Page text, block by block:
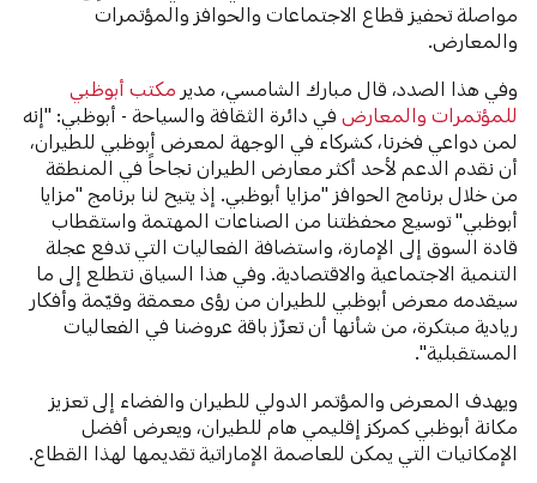
مواصلة تحفيز قطاع الاجتماعات والحوافز والمؤتمرات
والمعارض.
وفي هذا الصدد، قال مبارك الشامسي، مدير مكتب أبوظبي
للمؤتمرات والمعارض في دائرة الثقافة والسياحة - أبوظبي: "إنه
لمن دواعي فخرنا، كشركاء في الوجهة لمعرض أبوظبي للطيران،
أن نقدم الدعم لأحد أكثر معارض الطيران نجاحاً في المنطقة
من خلال برنامج الحوافز "مزايا أبوظبي. إذ يتيح لنا برنامج "مزايا
أبوظبي" توسيع محفظتنا من الصناعات المهتمة واستقطاب
قادة السوق إلى الإمارة، واستضافة الفعاليات التي تدفع عجلة
التنمية الاجتماعية والاقتصادية. وفي هذا السياق نتطلع إلى ما
سيقدمه معرض أبوظبي للطيران من رؤى معمقة وقيّمة وأفكار
ريادية مبتكرة، من شأنها أن تعزّز باقة عروضنا في الفعاليات
المستقبلية".
ويهدف المعرض والمؤتمر الدولي للطيران والفضاء إلى تعزيز
مكانة أبوظبي كمركز إقليمي هام للطيران، ويعرض أفضل
الإمكانيات التي يمكن للعاصمة الإماراتية تقديمها لهذا القطاع.